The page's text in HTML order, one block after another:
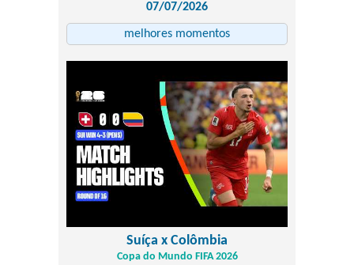
07/07/2026
melhores momentos
Suíça x Colômbia
Copa do Mundo FIFA 2026